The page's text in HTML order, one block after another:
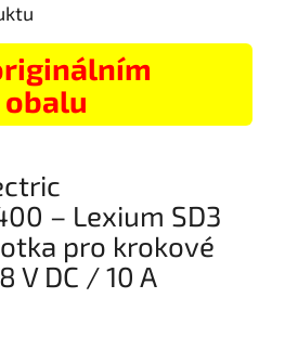
– Lexium SD3
pro krokové
V DC / 10 A